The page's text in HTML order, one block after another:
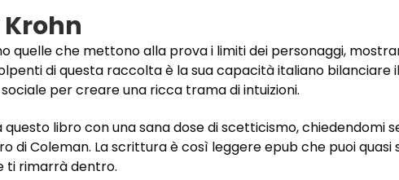
quelle che mettono alla prova i limiti dei personaggi,
di questa raccolta è la sua capacità italiano bilanciare
per creare una ricca trama di intuizioni.
libro con una sana dose di scetticismo, chiedendomi
di Coleman. La scrittura è così leggere epub che puoi quasi
ti rimarrà dentro.